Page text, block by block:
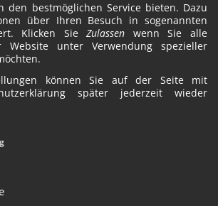
den bestmöglichen Service bieten. Dazu
über Ihren Besuch in sogenannten
Klicken SieZulassen wenn Sie alle
Website unter Verwendung spezieller
können Sie auf der Seite mit
später jederzeit wieder